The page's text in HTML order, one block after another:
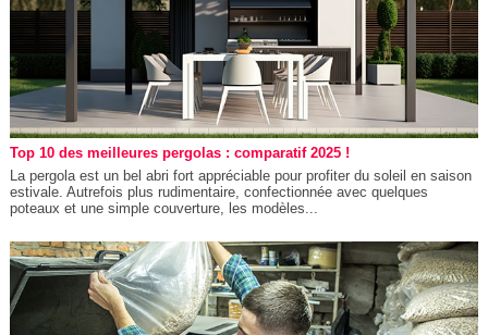
Top 10 des meilleures pergolas : comparatif 2025 !
La pergola est un bel abri fort appréciable pour profiter du soleil en saison
estivale. Autrefois plus rudimentaire, confectionnée avec quelques
poteaux et une simple couverture, les modèles...